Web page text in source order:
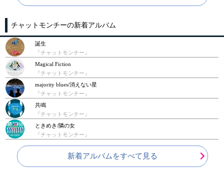
チャットモンチーの新着アルバム
誕生
『チャットモンチー』
Magical Fiction
『チャットモンチー』
majority blues/消えない星
『チャットモンチー』
共鳴
『チャットモンチー』
ときめき/隣の女
『チャットモンチー』
新着アルバムをすべて見る